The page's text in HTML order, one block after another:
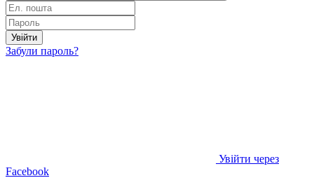
Увійти
Забули пароль?
Увійти через
Facebook